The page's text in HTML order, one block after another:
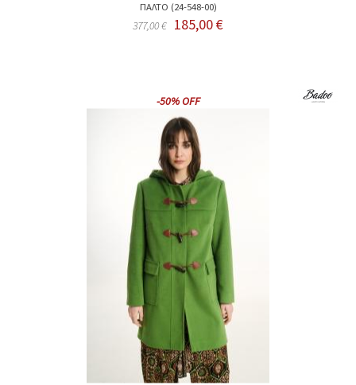
ΠΑΛΤΟ (24-548-00)
377,00 € 185,00 €
-50% OFF